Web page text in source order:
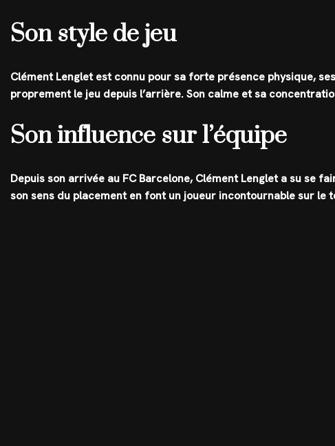
Son style de jeu
Clément Lenglet est connu pour sa forte présence physique,
proprement le jeu depuis l’arrière. Son calme et sa
Son influence sur l’équipe
Depuis son arrivée au FC Barcelone, Clément Lenglet a su se
son sens du placement en font un joueur incontournable sur le